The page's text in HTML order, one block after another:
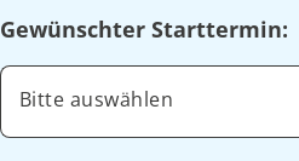
Gewünschter Starttermin:
Bitte auswählen